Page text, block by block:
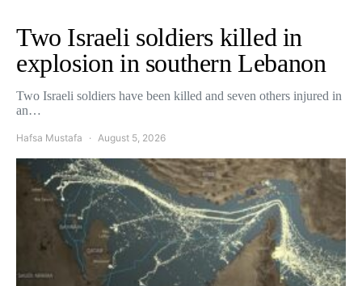
Two Israeli soldiers killed in
explosion in southern Lebanon
Two Israeli soldiers have been killed and seven others injured in
an…
Hafsa Mustafa August 5, 2026